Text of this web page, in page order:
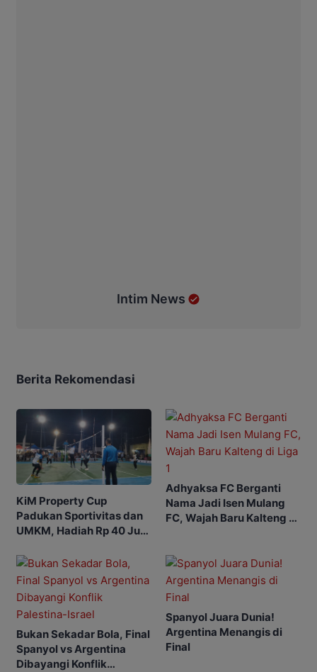
Intim News
Berita Rekomendasi
KiM Property Cup
Padukan Sportivitas dan
UMKM, Hadiah Rp 40 Juta
Adhyaksa FC Berganti
Nama Jadi Isen Mulang
FC, Wajah Baru Kalteng di
Bukan Sekadar Bola, Final
Spanyol vs Argentina
Dibayangi Konflik
Spanyol Juara Dunia!
Argentina Menangis di
Final